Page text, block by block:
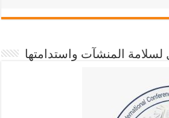
لسلامة المنشآت واستدامتها